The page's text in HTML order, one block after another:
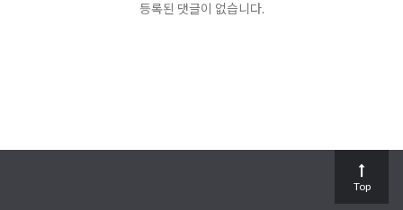
등록된 댓글이 없습니다.
Top